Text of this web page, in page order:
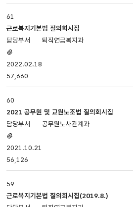
61
근로복지기본법 질의회시집
퇴직연금복지과
있음
2022.02.18
57,660
60
2021 공무원 및 교원노조법 질의회시집
공무원노사관계과
있음
2021.10.21
56,126
59
근로복지기본법 질의회시집(2019.8.)